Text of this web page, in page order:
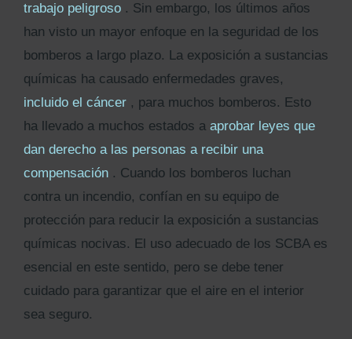
trabajo peligroso. Sin embargo, los últimos años
han visto un mayor enfoque en la seguridad de los
bomberos a largo plazo. La exposición a sustancias
químicas ha causado enfermedades graves,
incluido el cáncer, para muchos bomberos. Esto
ha llevado a muchos estados a aprobar leyes que
dan derecho a las personas a recibir una
compensación. Cuando los bomberos luchan
contra un incendio, confían en su equipo de
protección para reducir la exposición a sustancias
químicas nocivas. El uso adecuado de los SCBA es
esencial en este sentido, pero se debe tener
cuidado para garantizar que el aire en el interior
sea seguro.